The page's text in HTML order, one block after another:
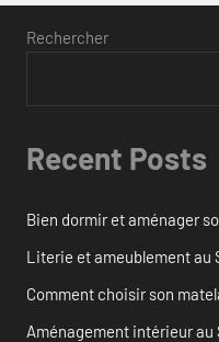
Rechercher
Recent Posts
Bien dormir et aménager
Literie et ameublement au
Comment choisir son
Aménagement intérieur au